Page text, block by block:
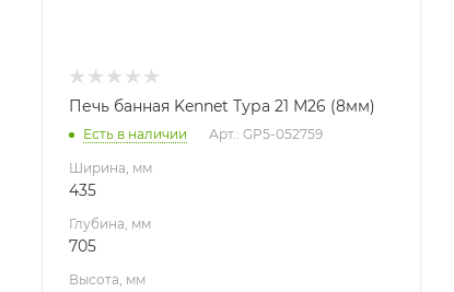
Печь банная Kennet Тура 21 М26 (8мм)
Есть в наличии Арт.: GP5-052759
Ширина, мм
435
Глубина, мм
705
Высота, мм